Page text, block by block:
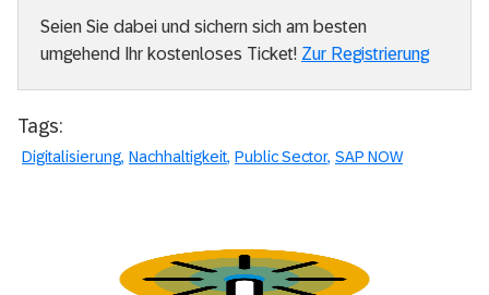
Seien Sie dabei und sichern sich am besten
umgehend Ihr kostenloses Ticket! Zur Registrierung
Tags:
Digitalisierung Nachhaltigkeit Public Sector SAP NOW